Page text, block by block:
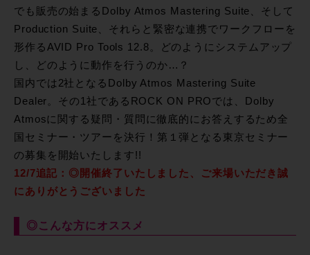
でも販売の始まるDolby Atmos Mastering Suite、そして
Production Suite、それらと緊密な連携でワークフローを
形作るAVID Pro Tools 12.8。どのようにシステムアップ
し、どのように動作を行うのか…？
国内では2社となるDolby Atmos Mastering Suite
Dealer。その1社であるROCK ON PROでは、Dolby
Atmosに関する疑問・質問に徹底的にお答えするため全
国セミナー・ツアーを決行！第１弾となる東京セミナー
の募集を開始いたします!!
12/7追記：◎開催終了いたしました、ご来場いただき誠
にありがとうございました
◎こんな方にオススメ